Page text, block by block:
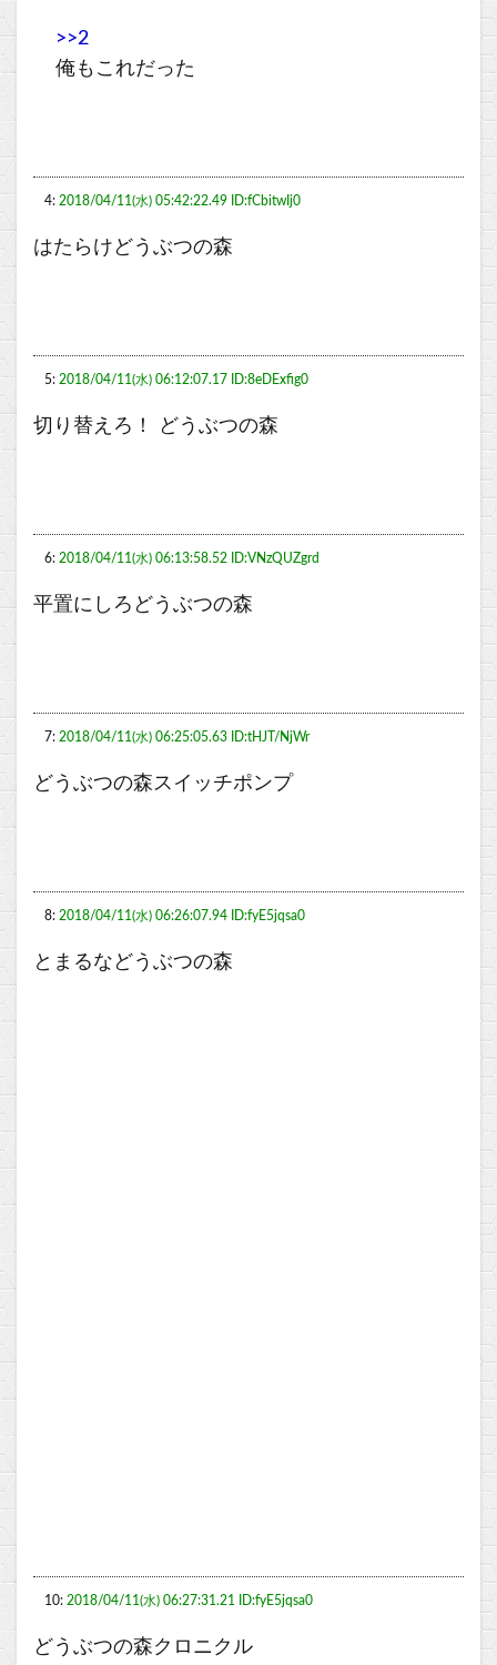
>>2
俺もこれだった
4: 2018/04/11(水) 05:42:22.49 ID:fCbitwIj0
はたらけどうぶつの森
5: 2018/04/11(水) 06:12:07.17 ID:8eDExfig0
切り替えろ！ どうぶつの森
6: 2018/04/11(水) 06:13:58.52 ID:VNzQUZgrd
平置にしろどうぶつの森
7: 2018/04/11(水) 06:25:05.63 ID:tHJT/NjWr
どうぶつの森スイッチポンプ
8: 2018/04/11(水) 06:26:07.94 ID:fyE5jqsa0
とまるなどうぶつの森
10: 2018/04/11(水) 06:27:31.21 ID:fyE5jqsa0
どうぶつの森クロニクル